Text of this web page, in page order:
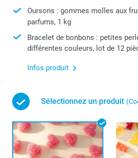
Oursons : gommes molles aux
parfums, 1 kg
Bracelet de bonbons : petites
différentes couleurs, lot de 12
Infos produit
Sélectionnez un produit